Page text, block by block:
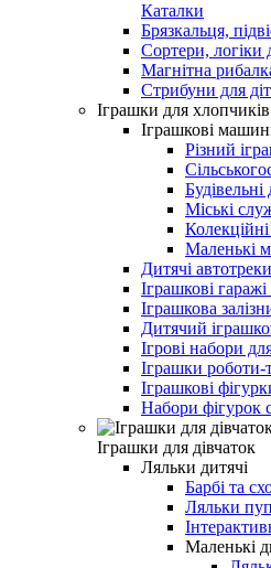
Каталки
Брязкальця,
Сортери, логіки
Магнітна
Стрибуни для
Іграшки для хлопчиків
Іграшкові
Різний
Міські
Маленькі
Дитячі
Іграшкові гаражі
Іграшкова
Дитячий
Ігрові набори
Іграшки
Іграшкові
Набори фігурок
Іграшки для дівчаток
Ляльки дитячі
Барбі та
Ляльки
Маленькі